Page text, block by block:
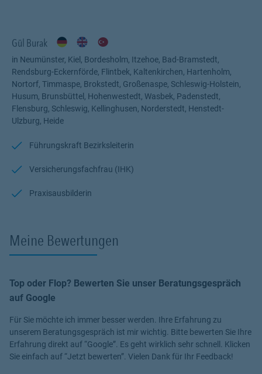
Gül Burak
in Neumünster, Kiel, Bordesholm, Itzehoe, Bad-Bramstedt,
Rendsburg-Eckernförde, Flintbek, Kaltenkirchen, Hartenholm,
Nortorf, Timmaspe, Brokstedt, Großenaspe, Schleswig-Holstein,
Husum, Brunsbüttel, Hohenwestedt, Wasbek, Padenstedt,
Flensburg, Schleswig, Kellinghusen, Norderstedt, Henstedt-
Ulzburg, Heide
Führungskraft Bezirksleiterin
Versicherungsfachfrau (IHK)
Praxisausbilderin
Meine Bewertungen
Top oder Flop? Bewerten Sie unser Beratungsgespräch
auf Google
Für Sie möchte ich immer besser werden. Ihre Erfahrung zu
unserem Beratungsgespräch ist mir wichtig. Bitte bewerten Sie Ihre
Erfahrung direkt auf “Google”. Es geht wirklich sehr schnell. Klicken
Sie einfach auf “Jetzt bewerten”. Vielen Dank für Ihr Feedback!